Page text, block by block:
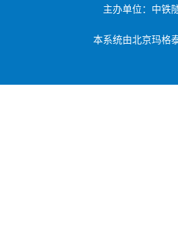
主办单位：中铁
本系统由北京玛格